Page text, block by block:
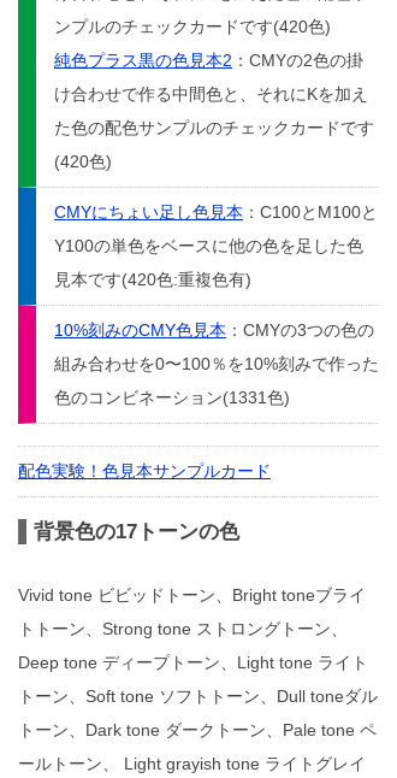
ンプルのチェックカードです(420色)
純色プラス黒の色見本2 ：CMYの2色の掛
け合わせで作る中間色と、それにKを加え
た色の配色サンプルのチェックカードです
(420色)
CMYにちょい足し色見本 ：C100とM100と
Y100の単色をベースに他の色を足した色
見本です(420色:重複色有)
10%刻みのCMY色見本 ：CMYの3つの色の
組み合わせを0〜100％を10%刻みで作った
色のコンビネーション(1331色)
配色実験！色見本サンプルカード
背景色の17トーンの色
Vivid tone ビビッドトーン、Bright toneブライ
トトーン、Strong tone ストロングトーン、
Deep tone ディープトーン、Light tone ライト
トーン、Soft tone ソフトトーン、Dull toneダル
トーン、Dark tone ダークトーン、Pale tone ペ
ールトーン、 Light grayish tone ライトグレイ